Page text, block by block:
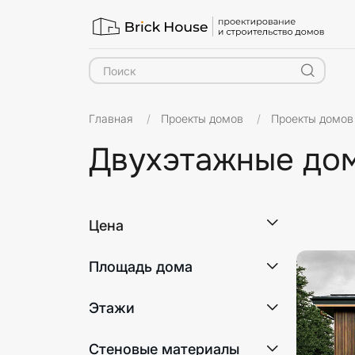
Главная Проекты домов Проекты домов
Двухэтажные
Цена
Площадь дома
Этажи
Стеновые материалы